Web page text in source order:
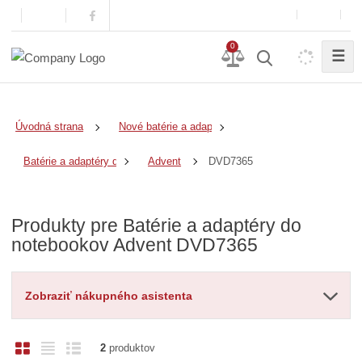
0
☰
Úvodná strana Nové batérie a adaptéry
Batérie a adaptéry do notebookov
Advent DVD7365
Produkty pre Batérie a adaptéry do
notebookov Advent DVD7365
Zobraziť nákupného asistenta
O
R
2produktov